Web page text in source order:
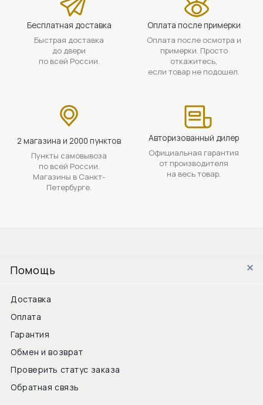
Бесплатная доставка
Быстрая доставка
до двери
по всей России.
Оплата после примерки
Оплата после осмотра и
примерки. Просто
откажитесь,
если товар не подошел.
2 магазина и 2000 пунктов
Пункты самовывоза
по всей России.
Магазины в Санкт-
Петербурге.
Авторизованный дилер
Официальная гарантия
от производителя
на весь товар.
Помощь
Доставка
Оплата
Гарантия
Обмен и возврат
Проверить статус заказа
Обратная связь